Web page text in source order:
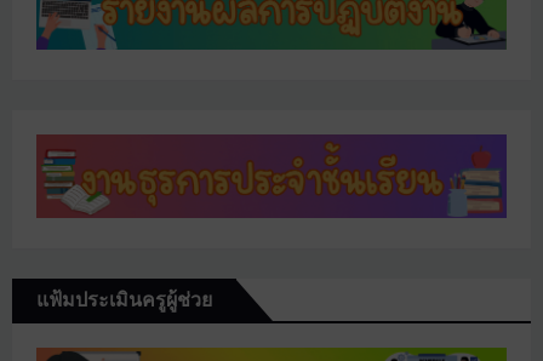
แฟ้มประเมินครูผู้ช่วย